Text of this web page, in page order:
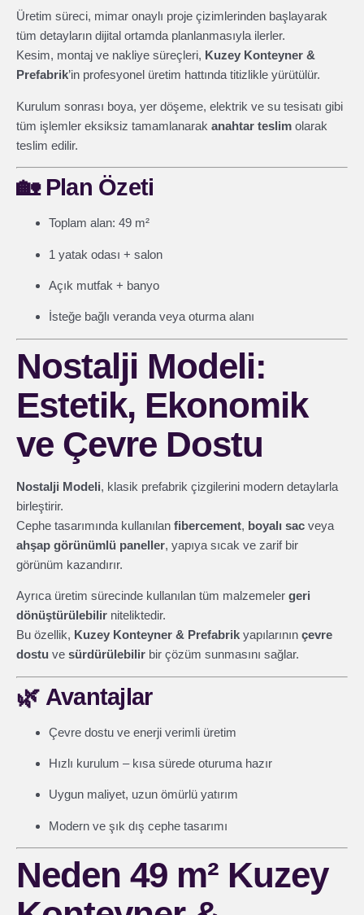
Üretim süreci, mimar onaylı proje çizimlerinden başlayarak
tüm detayların dijital ortamda planlanmasıyla ilerler.
Kesim, montaj ve nakliye süreçleri, Kuzey Konteyner &
Prefabrik’in profesyonel üretim hattında titizlikle yürütülür.
Kurulum sonrası boya, yer döşeme, elektrik ve su tesisatı gibi
tüm işlemler eksiksiz tamamlanarak anahtar teslim olarak
teslim edilir.
🏡 Plan Özeti
Toplam alan: 49 m²
1 yatak odası + salon
Açık mutfak + banyo
İsteğe bağlı veranda veya oturma alanı
Nostalji Modeli:
Estetik, Ekonomik
ve Çevre Dostu
Nostalji Modeli, klasik prefabrik çizgilerini modern detaylarla
birleştirir.
Cephe tasarımında kullanılan fibercement, boyalı sac veya
ahşap görünümlü paneller, yapıya sıcak ve zarif bir
görünüm kazandırır.
Ayrıca üretim sürecinde kullanılan tüm malzemeler geri
dönüştürülebilir niteliktedir.
Bu özellik, Kuzey Konteyner & Prefabrik yapılarının çevre
dostu ve sürdürülebilir bir çözüm sunmasını sağlar.
🌿 Avantajlar
Çevre dostu ve enerji verimli üretim
Hızlı kurulum – kısa sürede oturuma hazır
Uygun maliyet, uzun ömürlü yatırım
Modern ve şık dış cephe tasarımı
Neden 49 m² Kuzey